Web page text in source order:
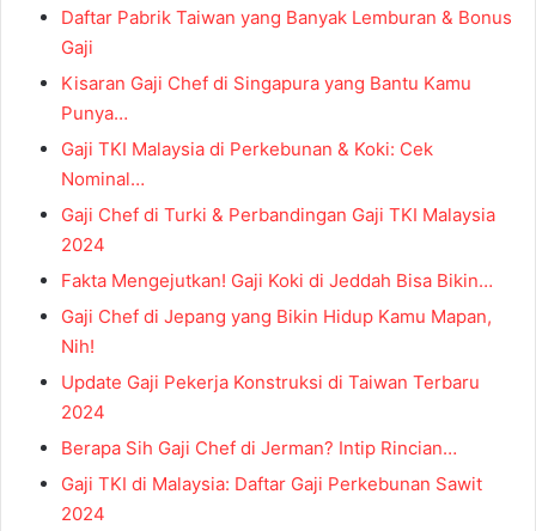
Daftar Pabrik Taiwan yang Banyak Lemburan & Bonus
Gaji
Kisaran Gaji Chef di Singapura yang Bantu Kamu
Punya…
Gaji TKI Malaysia di Perkebunan & Koki: Cek
Nominal…
Gaji Chef di Turki & Perbandingan Gaji TKI Malaysia
2024
Fakta Mengejutkan! Gaji Koki di Jeddah Bisa Bikin…
Gaji Chef di Jepang yang Bikin Hidup Kamu Mapan,
Nih!
Update Gaji Pekerja Konstruksi di Taiwan Terbaru
2024
Berapa Sih Gaji Chef di Jerman? Intip Rincian…
Gaji TKI di Malaysia: Daftar Gaji Perkebunan Sawit
2024